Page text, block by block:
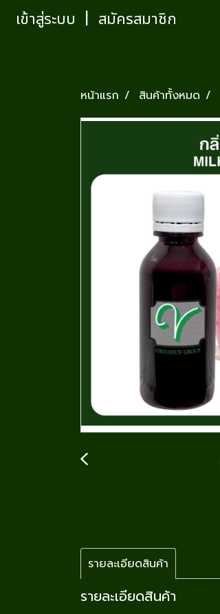
เข้าสู่ระบบ สมัครสมาชิก
หน้าแรก สินค้าทั้งหมด
รายละเอียดสินค้า
รายละเอียดสินค้า